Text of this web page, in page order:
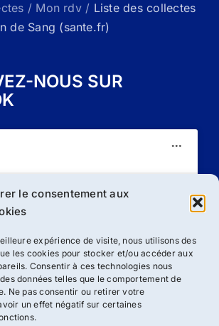
le consentement aux
expérience de visite, nous utilisons des
les cookies pour stocker et/ou accéder aux
Consentir à ces technologies nous
données telles que le comportement de
Ne pas consentir ou retirer votre
un effet négatif sur certaines
/ Mon rdv / Liste des collectes
de Sang (sante.fr)
NOUS SUR
sur « J’accepte » pour activer
J’accepte